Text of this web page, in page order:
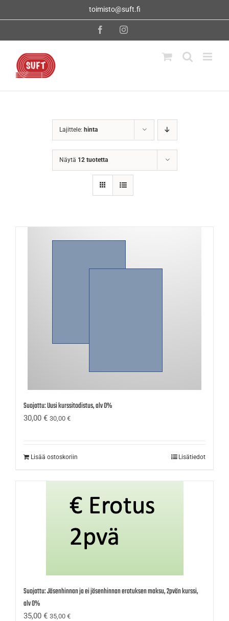
toimisto@suft.fi
FacebookInstagram
Lajittele: hinta
Näytä 12 tuotetta
Suojattu: Uusi kurssitodistus, alv 0%
30,00 € 30,00 €
Lisää ostoskoriin Lisätiedot
Suojattu: Jäsenhinnan ja ei jäsenhinnan erotuksen maksu, 2pvän kurssi,
alv 0%
35,00 € 35,00 €